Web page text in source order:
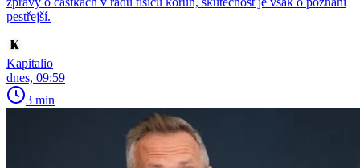
pestřejší.
Kapitalio
dnes, 09:59
3 min